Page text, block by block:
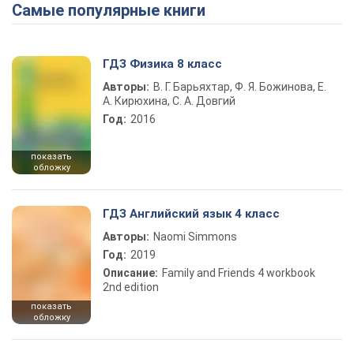
Самые популярные книги
показать
обложку
ГДЗ Физика 8 класс
Авторы: В. Г. Барьяхтар, Ф. Я. Божинова, Е.
А. Кирюхина, С. А. Довгий
Год: 2016
показать
обложку
ГДЗ Английский язык 4 класс
Авторы: Naomi Simmons
Год: 2019
Описание: Family and Friends 4 workbook
2nd edition